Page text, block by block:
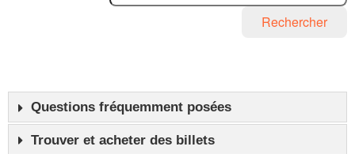
Rechercher
Questions fréquemment posées
Trouver et acheter des billets